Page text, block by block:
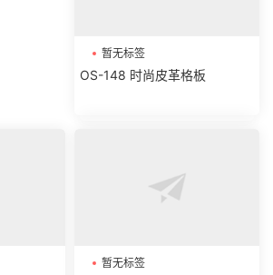
暂无标签
OS-148 时尚皮革格板
暂无标签